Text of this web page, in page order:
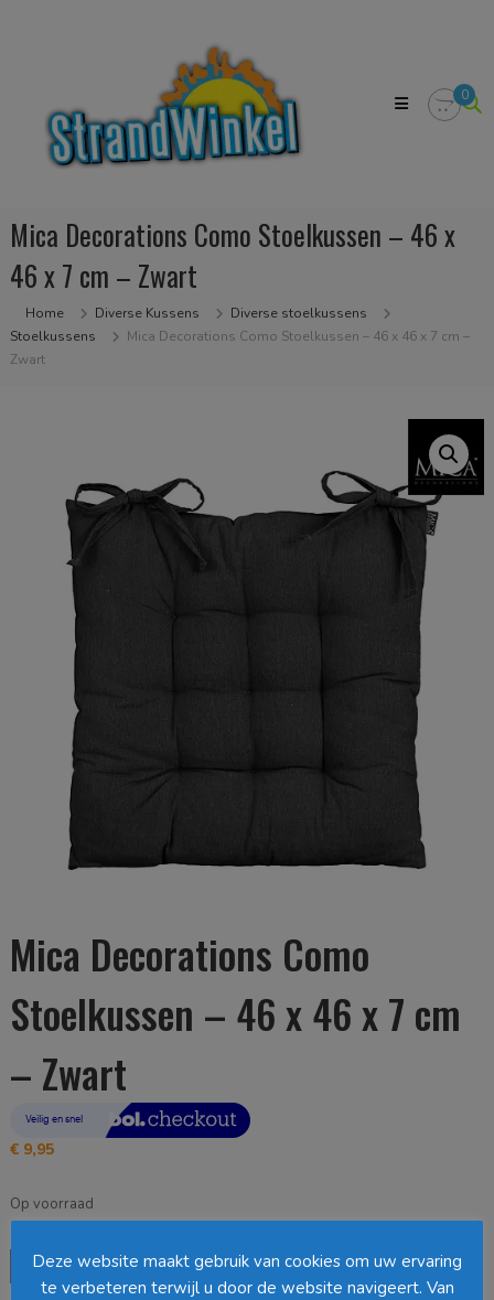
zodat
strandgevoel
in
huis
kan
halen
0
Mica Decorations Como Stoelkussen – 46 x
46 x 7 cm – Zwart
Home Diverse Kussens
Diverse stoelkussens
Stoelkussens
Mica Decorations Como Stoelkussen – 46 x 46 x 7 cm –
Zwart
Mica Decorations Como
Stoelkussen – 46 x 46 x 7 cm
– Zwart
€9,95
Op voorraad
Mica
Decorations
Toevoegen aan winkelwagen
Deze website maakt gebruik van cookies om uw ervaring
te verbeteren terwijl u door de website navigeert. Van